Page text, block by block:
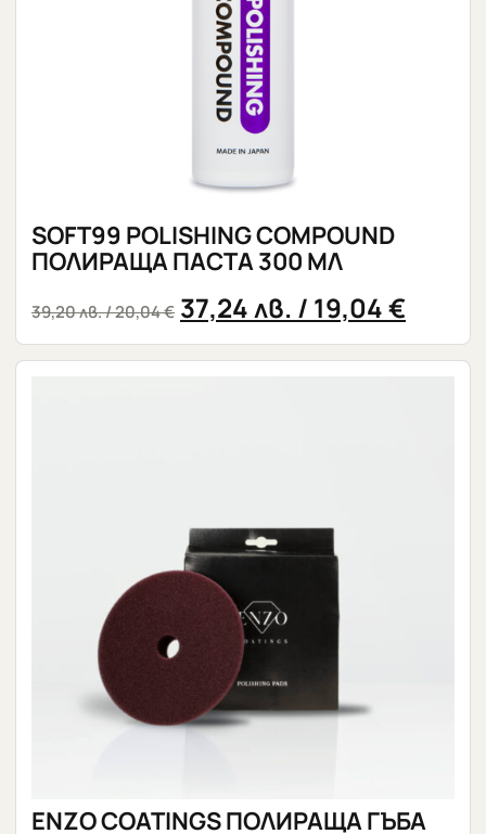
SOFT99 POLISHING COMPOUND
ПОЛИРАЩА ПАСТА 300 МЛ
39,20лв./ 20,04 € 37,24лв. / 19,04 €
ENZO COATINGS ПОЛИРАЩА ГЪБА